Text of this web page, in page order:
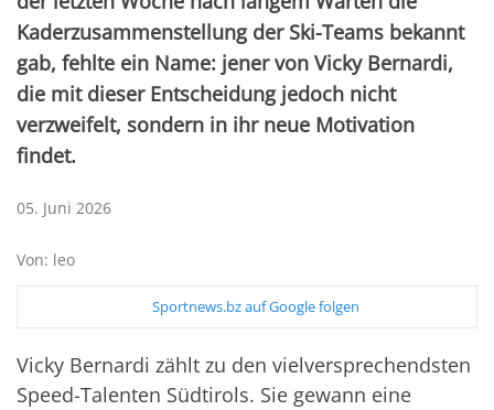
Kaderzusammenstellung der Ski-Teams bekannt
gab, fehlte ein Name: jener von Vicky Bernardi,
die mit dieser Entscheidung jedoch nicht
verzweifelt, sondern in ihr neue Motivation
findet.
05. Juni 2026
Von: leo
Sportnews.bz auf Google folgen
Vicky Bernardi zählt zu den vielversprechendsten
Speed-Talenten Südtirols. Sie gewann eine